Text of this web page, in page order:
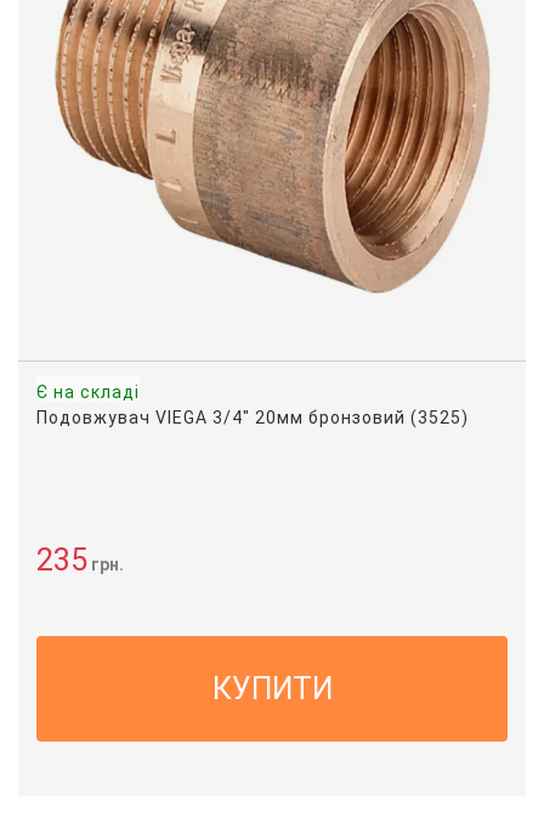
Є на складі
Подовжувач VIEGA 3/4" 20мм бронзовий (3525)
235 грн.
КУПИТИ